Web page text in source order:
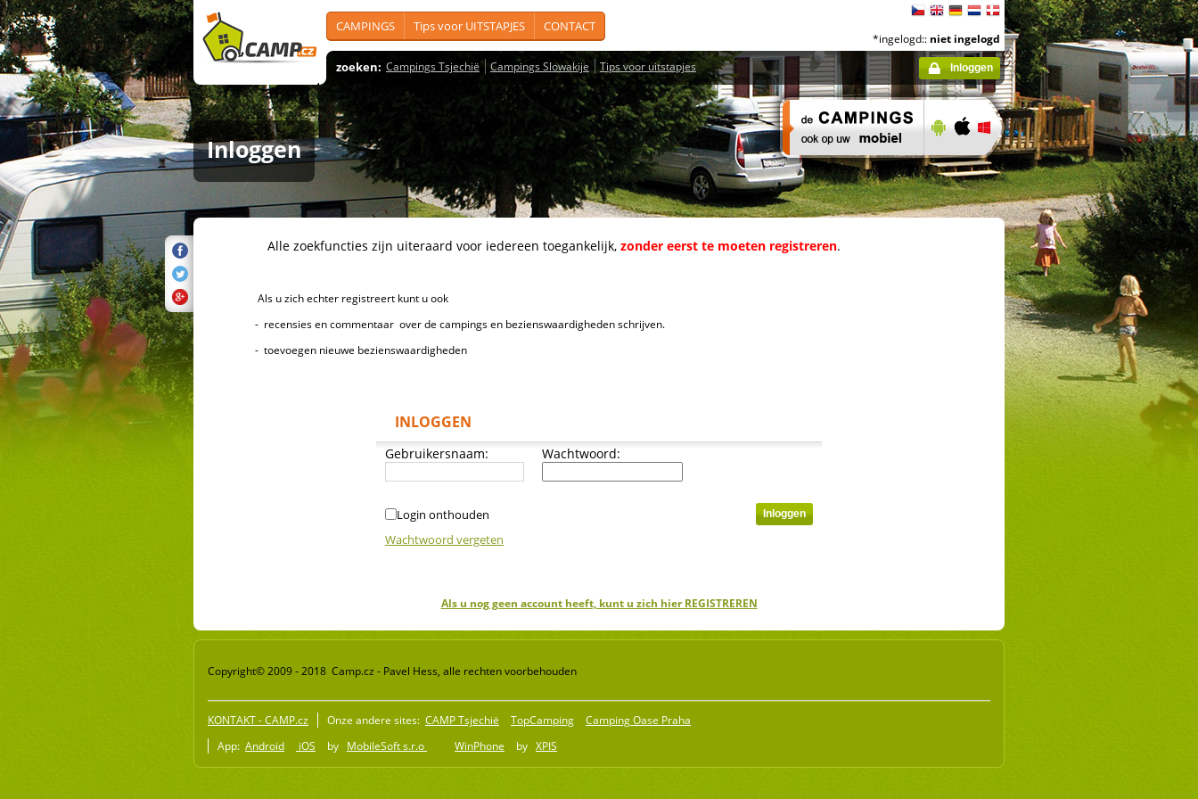
CAMPINGS Tips voor UITSTAPJES CONTACT
zoeken: Campings Tsjechië Campings Slowakije Tips voor uitstapjes
*ingelogd:: niet ingelogd
Inloggen
Inloggen
Alle zoekfuncties zijn uiteraard voor iedereen toegankelijk, zonder eerst te moeten registreren.
Als u zich echter registreert kunt u ook
- recensies en commentaar over de campings en bezienswaardigheden schrijven.
- toevoegen nieuwe bezienswaardigheden
INLOGGEN
Gebruikersnaam: Wachtwoord:
Login onthouden
Wachtwoord vergeten
Als u nog geen account heeft, kunt u zich hier REGISTREREN
Copyright© 2009 - 2018 Camp.cz - Pavel Hess, alle rechten voorbehouden
KONTAKT - CAMP.cz Onze andere sites: CAMP Tsjechië TopCamping
Camping Oase Praha
App: Android iOS by MobileSoft s.r.o WinPhone by XPIS